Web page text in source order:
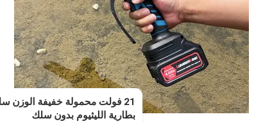
21 فولت محمولة خفيفة
بطارية الليثيوم بدون سلك